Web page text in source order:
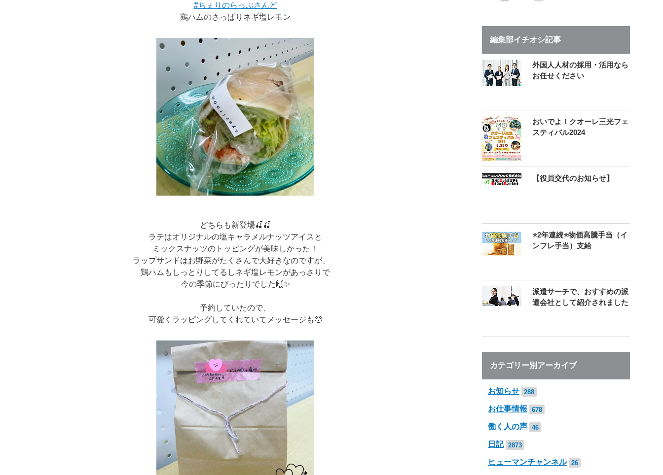
#ちぇりのらっぷさんど
鶏ハムのさっぱりネギ塩レモン
どちらも新登場🍒🍒
ラテはオリジナルの塩キャラメルナッツアイスと
ミックスナッツのトッピングが美味しかった！
ラップサンドはお野菜がたくさんで大好きなのですが、
鶏ハムもしっとりしてるしネギ塩レモンがあっさりで
今の季節にぴったりでした🙌✨
予約していたので、
可愛くラッピングしてくれていてメッセージも🥺
編集部イチオシ記事
外国人人材の採用・活用なら
お任せください
おいでよ！クオーレ三光フェ
スティバル2024
【役員交代のお知らせ】
⭐2年連続⭐物価高騰手当（イ
ンフレ手当）支給
派遣サーチで、おすすめの派
遣会社として紹介されました
カテゴリー別アーカイブ
お知らせ 288
お仕事情報 678
働く人の声 46
日記 2873
ヒューマンチャンネル 26